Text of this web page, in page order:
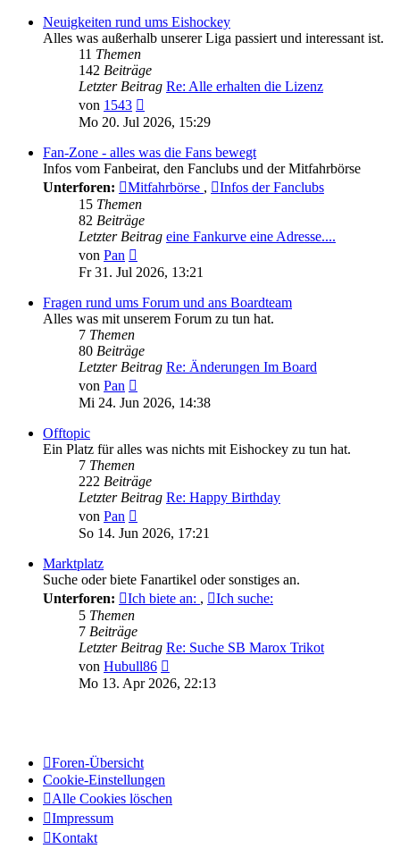
Neuigkeiten rund ums Eishockey
Alles was außerhalb unserer Liga passiert und interessant ist.
11 Themen
142 Beiträge
Letzter Beitrag Re: Alle erhalten die Lizenz
von 1543
Beitrag
Mo 20. Jul 2026, 15:29
Fan-Zone - alles was die Fans bewegt
Infos vom Fanbeirat, den Fanclubs und der Mitfahrbörse
Unterforen:
Mitfahrbörse ,
Infos der Fanclubs
15 Themen
82 Beiträge
Letzter Beitrag eine Fankurve eine Adresse....
von Pan
Beitrag
Fr 31. Jul 2026, 13:21
Fragen rund ums Forum und ans Boardteam
Alles was mit unserem Forum zu tun hat.
7 Themen
80 Beiträge
Letzter Beitrag Re: Änderungen Im Board
von Pan
Beitrag
Mi 24. Jun 2026, 14:38
Offtopic
Ein Platz für alles was nichts mit Eishockey zu tun hat.
7 Themen
222 Beiträge
Letzter Beitrag Re: Happy Birthday
von Pan
Beitrag
So 14. Jun 2026, 17:21
Marktplatz
Suche oder biete Fanartikel oder sonstiges an.
Unterforen:
Ich biete an: ,
Ich suche:
5 Themen
7 Beiträge
Letzter Beitrag Re: Suche SB Marox Trikot
von Hubull86
Beitrag
Mo 13. Apr 2026, 22:13
Foren-Übersicht
Cookie-Einstellungen
Alle Cookies löschen
Impressum
Kontakt